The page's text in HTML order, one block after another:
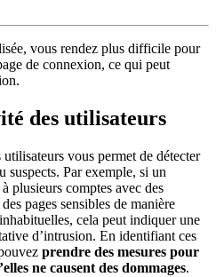
vous rendez plus difficile pour
de connexion, ce qui peut
des utilisateurs
vous permet de détecter
suspects. Par exemple, si un
plusieurs comptes avec des
pages sensibles de manière
cela peut indiquer une
d’intrusion. En identifiant ces
prendre des mesures pour
ne causent des dommages.